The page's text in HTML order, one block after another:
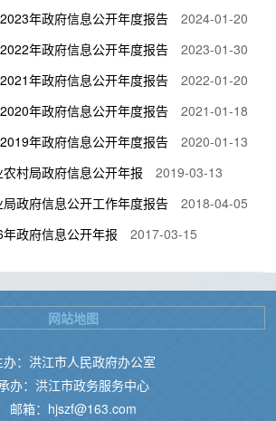
年政府信息公开年度报告
2024-01-20
年政府信息公开年度报告
2023-01-30
年政府信息公开年度报告
2022-01-20
年政府信息公开年度报告
2021-01-18
年政府信息公开年度报告
2020-01-13
村局政府信息公开年报
2019-03-13
政府信息公开工作年度报告
2018-04-05
政府信息公开年报
2017-03-15
办：洪江市人民政府办公室
办：洪江市政务服务中心
邮箱：hjszf@163.com
网站地图